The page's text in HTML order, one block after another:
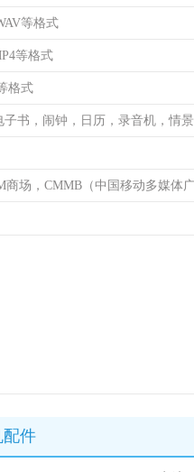
等格式
等格式
格式
子书，闹钟，日历，录音机，情
商场，CMMB（中国移动多媒体
配件